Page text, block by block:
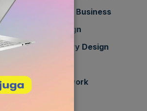
Daily Business
Design
Heavy Design
Network